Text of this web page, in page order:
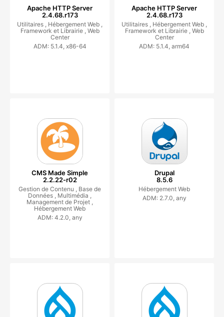
Apache HTTP Server
2.4.68.r173
Utilitaires , Hébergement Web ,
Framework et Librairie , Web
Center
ADM: 5.1.4, x86-64
Apache HTTP Server
2.4.68.r173
Utilitaires , Hébergement Web ,
Framework et Librairie , Web
Center
ADM: 5.1.4, arm64
CMS Made Simple
2.2.22-r02
Gestion de Contenu , Base de
Données , Multimédia ,
Management de Projet ,
Hébergement Web
ADM: 4.2.0, any
Drupal
8.5.6
Hébergement Web
ADM: 2.7.0, any